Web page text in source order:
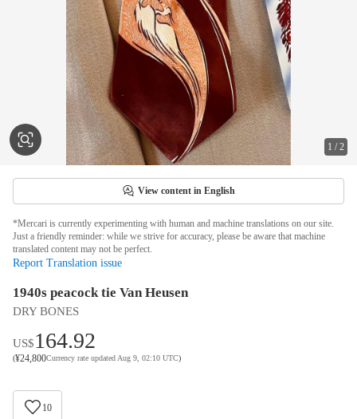
1 /2
View content in English
*Mercari is currently experimenting with human and machine translations on our site.
Just a friendly reminder: while we strive for accuracy, please be aware that machine
translated content may not be perfect.
Report Translation issue
1940s peacock tie Van Heusen
DRY BONES
US$164.92
(¥24,800Currency rate updated Aug 9, 02:10 UTC)
10